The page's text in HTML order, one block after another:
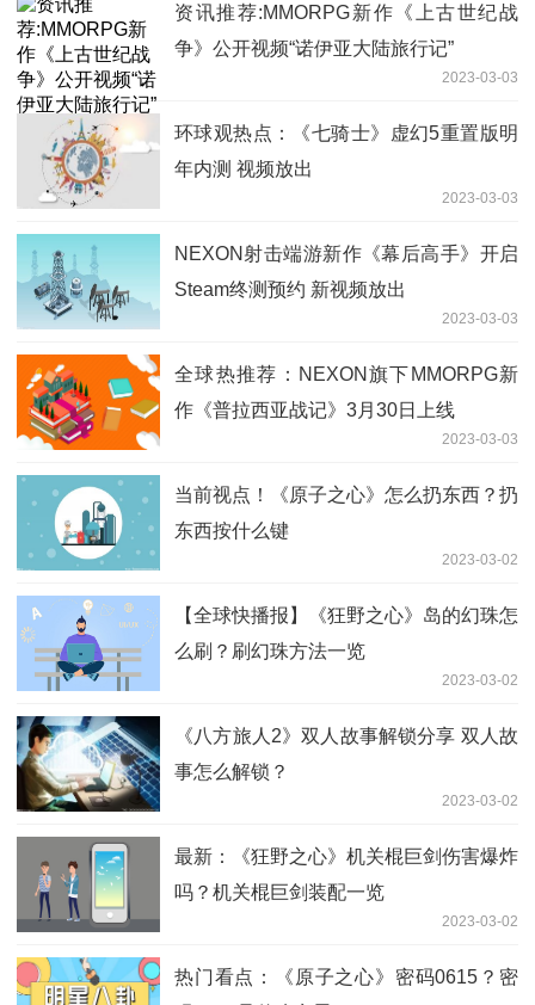
资讯推荐:MMORPG新作《上古世纪战
争》公开视频“诺伊亚大陆旅行记”
2023-03-03
环球观热点：《七骑士》虚幻5重置版明
年内测 视频放出
2023-03-03
NEXON射击端游新作《幕后高手》开启
Steam终测预约 新视频放出
2023-03-03
全球热推荐：NEXON旗下MMORPG新
作《普拉西亚战记》3月30日上线
2023-03-03
当前视点！《原子之心》怎么扔东西？扔
东西按什么键
2023-03-02
【全球快播报】《狂野之心》岛的幻珠怎
么刷？刷幻珠方法一览
2023-03-02
《八方旅人2》双人故事解锁分享 双人故
事怎么解锁？
2023-03-02
最新：《狂野之心》机关棍巨剑伤害爆炸
吗？机关棍巨剑装配一览
2023-03-02
热门看点：《原子之心》密码0615？密